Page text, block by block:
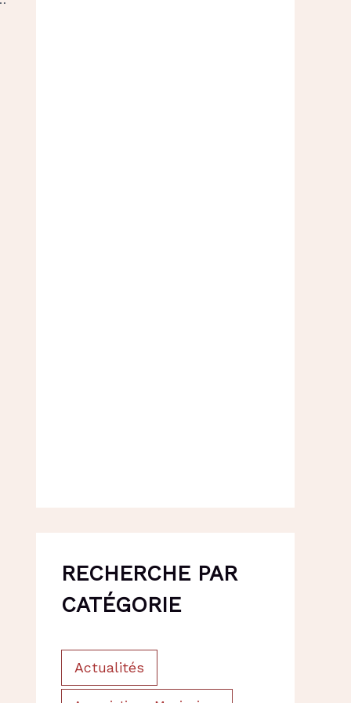
RECHERCHE PAR
CATÉGORIE
Actualités